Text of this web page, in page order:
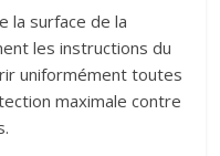
la surface de la
les instructions du
uniformément toutes
maximale contre